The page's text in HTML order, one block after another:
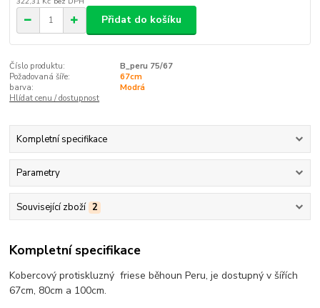
Přidat do košíku
Číslo produktu:
B_peru 75/67
Požadovaná šíře:
67cm
barva:
Modrá
Hlídat cenu / dostupnost
Kompletní specifikace
Parametry
Související zboží 2
Kompletní specifikace
Kobercový protiskluzný friese běhoun Peru, je dostupný v šířích
67cm, 80cm a 100cm.